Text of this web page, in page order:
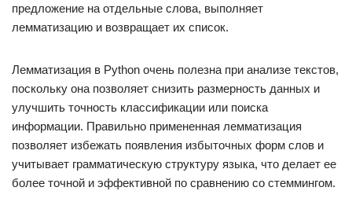
предложение на отдельные слова, выполняет
лемматизацию и возвращает их список.
Лемматизация в Python очень полезна при анализе текстов,
поскольку она позволяет снизить размерность данных и
улучшить точность классификации или поиска
информации. Правильно примененная лемматизация
позволяет избежать появления избыточных форм слов и
учитывает грамматическую структуру языка, что делает ее
более точной и эффективной по сравнению со стеммингом.